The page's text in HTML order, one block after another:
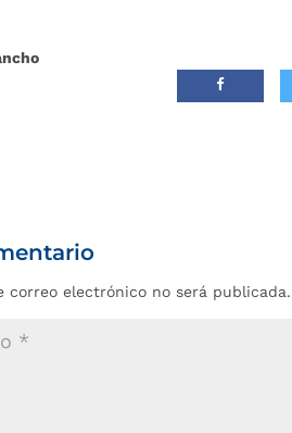
correo electrónico no será publicada.